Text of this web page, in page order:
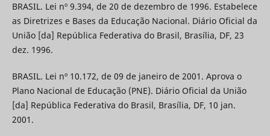
BRASIL. Lei nº 9.394, de 20 de dezembro de 1996. Estabelece
as Diretrizes e Bases da Educação Nacional. Diário Oficial da
União [da] República Federativa do Brasil, Brasília, DF, 23
dez. 1996.
BRASIL. Lei nº 10.172, de 09 de janeiro de 2001. Aprova o
Plano Nacional de Educação (PNE). Diário Oficial da União
[da] República Federativa do Brasil, Brasília, DF, 10 jan.
2001.